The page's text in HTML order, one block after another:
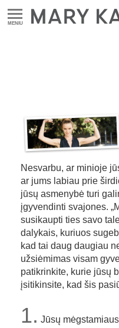
MENIU
Nesvarbu, ar minioje
ar jums labiau prie
jūsų asmenybė turi
įgyvendinti svajones.
susikaupti ties savo
dalykais, kuriuos
kad tai daug daugiau
užsiėmimas visam
patikrinkite, kurie jūsų
įsitikinsite, kad šis
1. Jūsų